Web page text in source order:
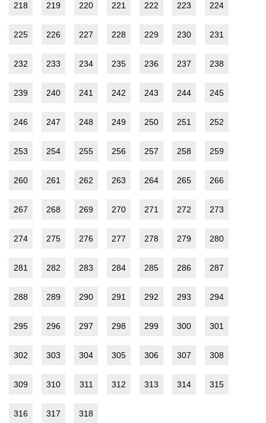
218 219 220 221 222 223 224
225 226 227 228 229 230 231
232 233 234 235 236 237 238
239 240 241 242 243 244 245
246 247 248 249 250 251 252
253 254 255 256 257 258 259
260 261 262 263 264 265 266
267 268 269 270 271 272 273
274 275 276 277 278 279 280
281 282 283 284 285 286 287
288 289 290 291 292 293 294
295 296 297 298 299 300 301
302 303 304 305 306 307 308
309 310 311 312 313 314 315
316 317 318